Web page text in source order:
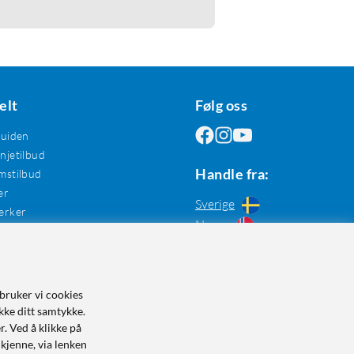
Følg oss
Handle fra:
Sverige
Norge
vi cookies
ditt samtykke.
Ved å klikke på
via lenken